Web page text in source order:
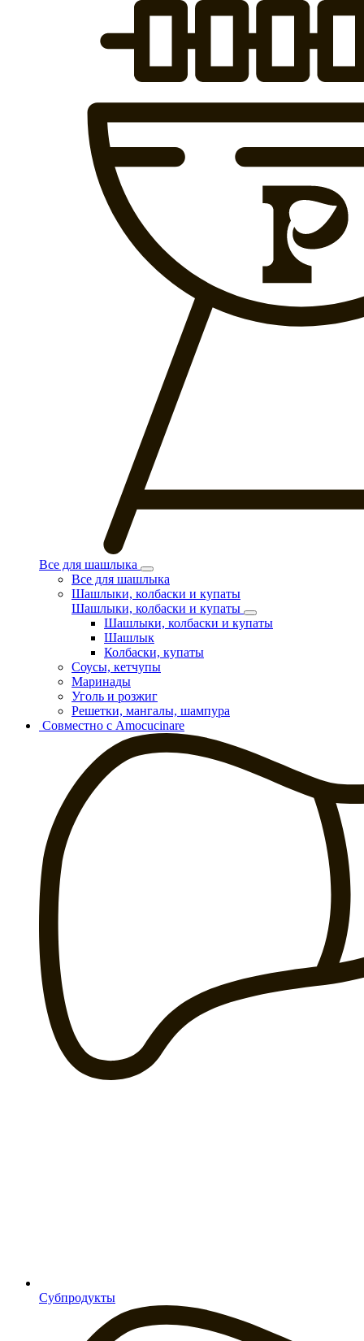
Все для шашлыка
Все для шашлыка
Шашлыки, колбаски и купаты
Шашлыки, колбаски и купаты
Шашлыки, колбаски и купаты
Шашлык
Колбаски, купаты
Соусы, кетчупы
Маринады
Уголь и розжиг
Решетки, мангалы, шампура
Совместно с Amocucinare
Субпродукты